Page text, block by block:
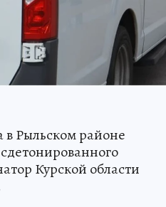
Рыльском районе
Курской области